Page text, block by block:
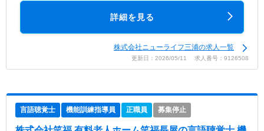
詳細を見る
株式会社ニューライフ三浦の求人一覧
更新日：2026/05/11 求人番号：9126508
言語聴覚士 機能訓練指導員 正職員 募集停止